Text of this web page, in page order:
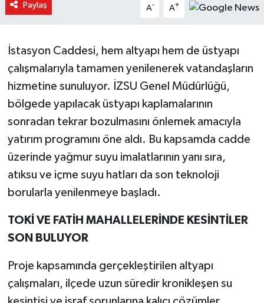
Paylaş A- A+
İstasyon Caddesi, hem altyapı hem de üstyapı
çalışmalarıyla tamamen yenilenerek vatandaşların
hizmetine sunuluyor. İZSU Genel Müdürlüğü,
bölgede yapılacak üstyapı kaplamalarının
sonradan tekrar bozulmasını önlemek amacıyla
yatırım programını öne aldı. Bu kapsamda cadde
üzerinde yağmur suyu imalatlarının yanı sıra,
atıksu ve içme suyu hatları da son teknoloji
borularla yenilenmeye başladı.
TOKİ VE FATİH MAHALLELERİNDE KESİNTİLER
SON BULUYOR
Proje kapsamında gerçekleştirilen altyapı
çalışmaları, ilçede uzun süredir kronikleşen su